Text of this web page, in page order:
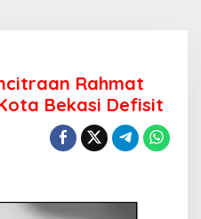
i
b
a
Rahmat
Bekasi Defisit